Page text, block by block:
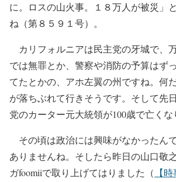
に。ロスの山火事。１８万人が被災」
ね（第８５９１号）。
カリフォルニアは民主党の牙城で、
では無罪とか、警察や消防の予算はず
てたとかの、アホ左翼の州ですね。何
が落ちぶれて行きそうです。そして先
党のカーター元大統領が100歳で亡くな
その頃は政治には興味がなかったん
ありませんね。そしたら昨日の山口敬
ガfoomiiで取り上げてはりました（ 【